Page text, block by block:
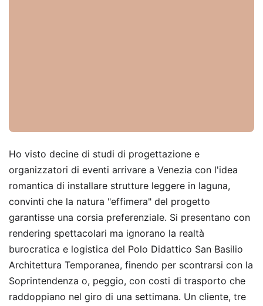
Ho visto decine di studi di progettazione e
organizzatori di eventi arrivare a Venezia con l'idea
romantica di installare strutture leggere in laguna,
convinti che la natura "effimera" del progetto
garantisse una corsia preferenziale. Si presentano con
rendering spettacolari ma ignorano la realtà
burocratica e logistica del Polo Didattico San Basilio
Architettura Temporanea, finendo per scontrarsi con la
Soprintendenza o, peggio, con costi di trasporto che
raddoppiano nel giro di una settimana. Un cliente, tre